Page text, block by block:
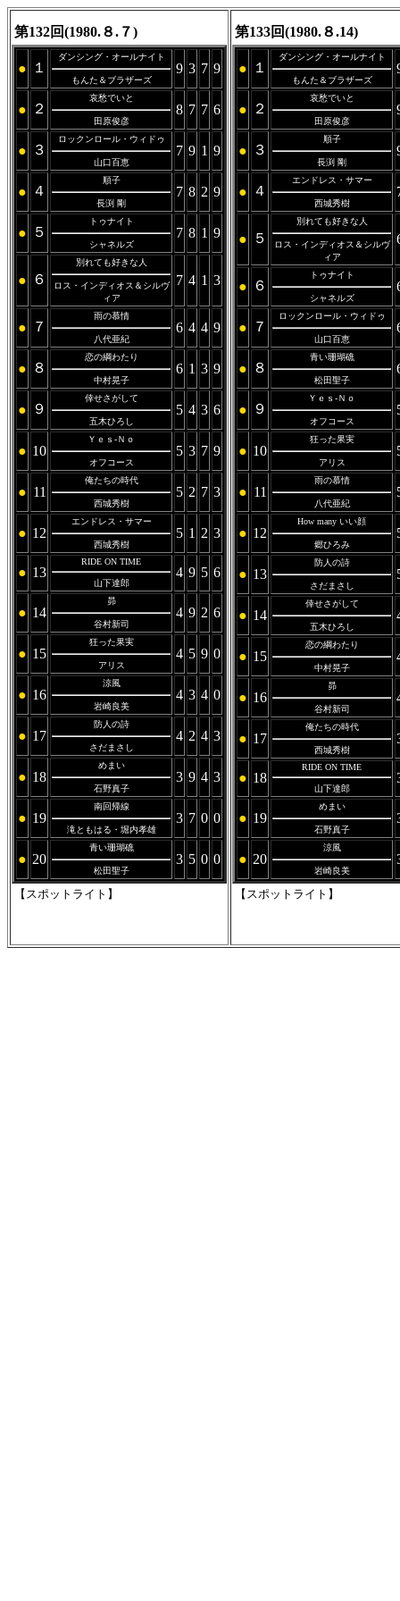
第132回(1980.８.７)
● １
ダンシング・オールナイト
もんた＆ブラザーズ
9 3 7 9
● ２
哀愁でいと
田原俊彦
8 7 7 6
● ３
ロックンロール・ウィドゥ
山口百恵
7 9 1 9
● ４
順子
長渕 剛
7 8 2 9
● ５
トゥナイト
シャネルズ
7 8 1 9
● ６
別れても好きな人
ロス・インディオス＆シルヴ
ィア
7 4 1 3
● ７
雨の慕情
八代亜紀
6 4 4 9
● ８
恋の綱わたり
中村晃子
6 1 3 9
● ９
倖せさがして
五木ひろし
5 4 3 6
● 10
Ｙｅｓ-Ｎｏ
オフコース
5 3 7 9
● 11
俺たちの時代
西城秀樹
5 2 7 3
● 12
エンドレス・サマー
西城秀樹
5 1 2 3
● 13
RIDE ON TIME
山下達郎
4 9 5 6
● 14
昴
谷村新司
4 9 2 6
● 15
狂った果実
アリス
4 5 9 0
● 16
涼風
岩崎良美
4 3 4 0
● 17
防人の詩
さだまさし
4 2 4 3
● 18
めまい
石野真子
3 9 4 3
● 19
南回帰線
滝ともはる・堀内孝雄
3 7 0 0
● 20
青い珊瑚礁
松田聖子
3 5 0 0
【スポットライト】
第133回(1980.８.14)
● １
ダンシング・オールナイト
もんた＆ブラザーズ
● ２
哀愁でいと
田原俊彦
● ３
順子
長渕 剛
● ４
エンドレス・サマー
西城秀樹
● ５
別れても好きな人
ロス・インディオス＆シルヴ
ィア
● ６
トゥナイト
シャネルズ
● ７
ロックンロール・ウィドゥ
山口百恵
● ８
青い珊瑚礁
松田聖子
● ９
Ｙｅｓ-Ｎｏ
オフコース
● 10
狂った果実
アリス
● 11
雨の慕情
八代亜紀
● 12
How many いい顔
郷ひろみ
● 13
防人の詩
さだまさし
● 14
倖せさがして
五木ひろし
● 15
恋の綱わたり
中村晃子
● 16
昴
谷村新司
● 17
俺たちの時代
西城秀樹
● 18
RIDE ON TIME
山下達郎
● 19
めまい
石野真子
● 20
涼風
岩崎良美
【スポットライト】